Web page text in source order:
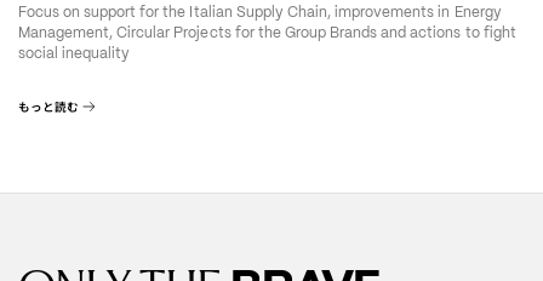
Focus on support for the Italian Supply Chain, improvements in Energy
Management, Circular Projects for the Group Brands and actions to fight
social inequality
もっと読む